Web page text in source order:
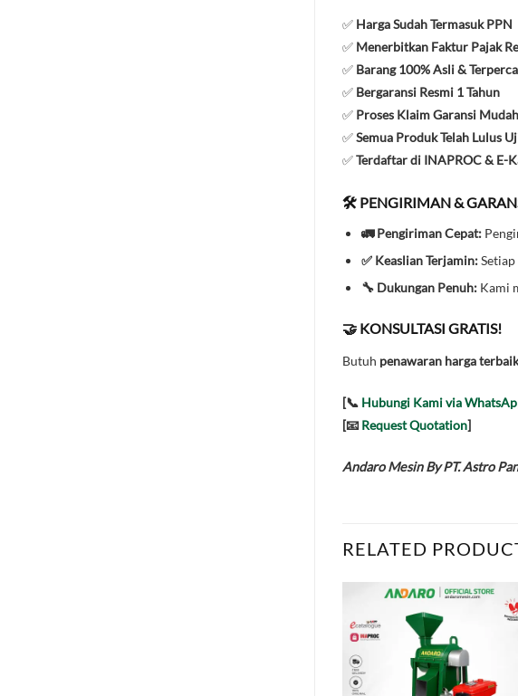
✅ Harga Sudah Termasuk PPN
✅ Menerbitkan Faktur Pajak
✅ Barang 100% Asli &
✅ Bergaransi Resmi 1 Tahun
✅ Proses Klaim Garansi
✅Semua Produk Telah Lulus
✅Terdaftar di INAPROC & E-
🛠️ PENGIRIMAN &
🚛 Pengiriman Cepat:
✅ Keaslian Terjamin:Setiap
🔧 Dukungan Penuh:Kami
🤝 KONSULTASI GRATIS!
Butuh penawaran harga terbaik
[📞 Hubungi Kami via
[📧 Request Quotation]
Andaro Mesin By PT. Astro
RELATED